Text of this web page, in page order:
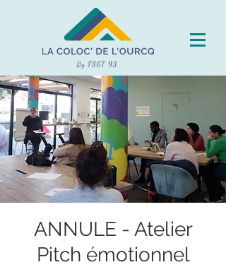
ANNULE - Atelier
Pitch émotionnel